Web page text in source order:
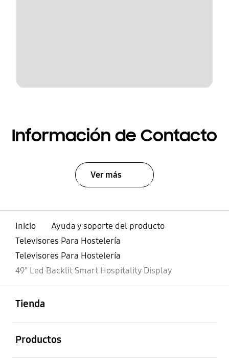
Información de Contacto
Ver más
Inicio
Ayuda y soporte del producto
Televisores Para Hostelería
Televisores Para Hostelería
49" Led Backlit Smart Hospitality Display
Tienda
Productos